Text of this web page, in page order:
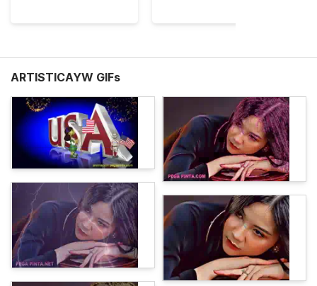
ARTISTICAYW GIFs